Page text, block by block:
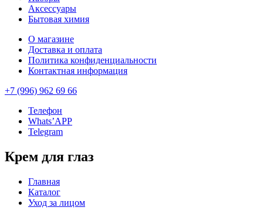
Аксессуары
Бытовая химия
О магазине
Доставка и оплата
Политика конфиденциальности
Контактная информация
+7 (996) 962 69 66
Телефон
Whats’APP
Telegram
Крем для глаз
Главная
Каталог
Уход за лицом